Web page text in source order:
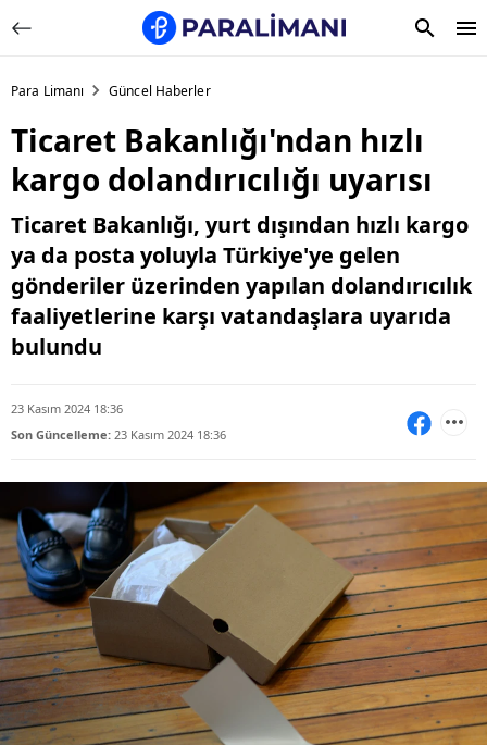
Para Limanı Güncel Haberler
Ticaret Bakanlığı'ndan hızlı
kargo dolandırıcılığı uyarısı
Ticaret Bakanlığı, yurt dışından hızlı kargo
ya da posta yoluyla Türkiye'ye gelen
gönderiler üzerinden yapılan dolandırıcılık
faaliyetlerine karşı vatandaşlara uyarıda
bulundu
23 Kasım 2024 18:36
Son Güncelleme: 23 Kasım 2024 18:36